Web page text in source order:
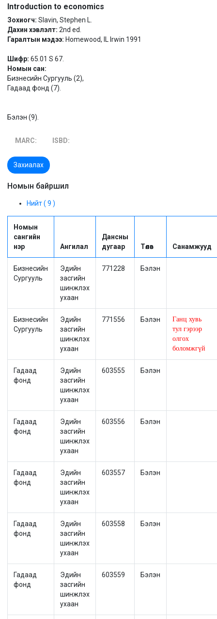
Introduction to economics
Зохиогч: Slavin, Stephen L.
Дахин хэвлэлт: 2nd ed.
Гаралтын мэдээ: Homewood, IL Irwin 1991
Шифр: 65.01 S 67.
Номын сан:
Бизнесийн Сургууль (2),
Гадаад фонд (7).
Бэлэн (9).
MARC: ISBD:
Захиалах
Номын байршил
Нийт ( 9 )
Номын
сангийн
нэр
Ангилал
Дансны
дугаар
Төлөв Санамжууд
Бизнесийн
Сургууль
Эдийн
засгийн
шинжлэх
ухаан
771228 Бэлэн
Бизнесийн
Сургууль
Эдийн
засгийн
шинжлэх
ухаан
771556 Бэлэн
Ганц хувь
тул гэрээр
олгох
боломжгүй
Гадаад
фонд
Эдийн
засгийн
шинжлэх
ухаан
603555 Бэлэн
Гадаад
фонд
Эдийн
засгийн
шинжлэх
ухаан
603556 Бэлэн
Гадаад
фонд
Эдийн
засгийн
шинжлэх
ухаан
603557 Бэлэн
Гадаад
фонд
Эдийн
засгийн
шинжлэх
ухаан
603558 Бэлэн
Гадаад
фонд
Эдийн
засгийн
шинжлэх
ухаан
603559 Бэлэн